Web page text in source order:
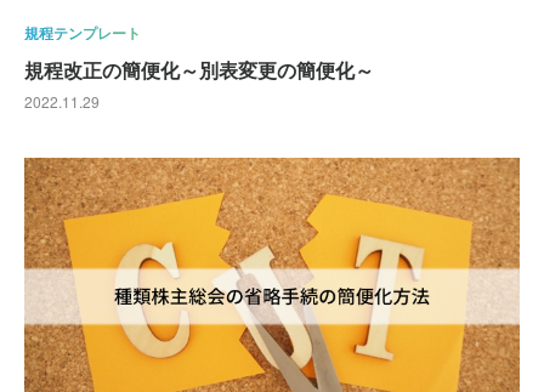
規程テンプレート
規程改正の簡便化～別表変更の簡便化～
2022.11.29